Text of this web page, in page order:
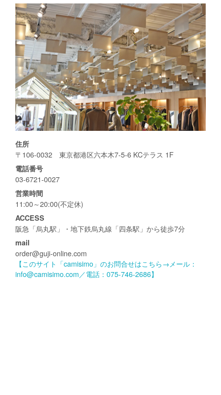
住所
〒106-0032 東京都港区六本木7-5-6 KCテラス 1F
電話番号
03-6721-0027
営業時間
11:00～20:00(不定休)
ACCESS
阪急「烏丸駅」・地下鉄烏丸線「四条駅」から徒歩7分
mail
order@guji-online.com
【このサイト「camisimo」のお問合せはこちら→メール：
info@camisimo.com／電話：075-746-2686】